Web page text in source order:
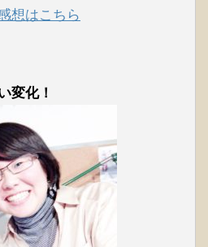
想はこちら
変化！